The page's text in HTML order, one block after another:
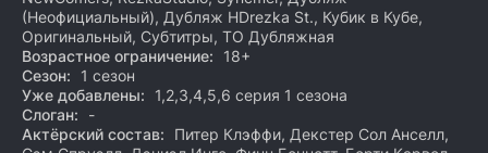
(Неофициальный), Дубляж HDrezka St., Кубик в Кубе,
Оригинальный, Субтитры, ТО Дубляжная
Возрастное ограничение:
18+
Сезон:
1 сезон
Уже добавлены:
1,2,3,4,5,6 серия 1 сезона
Слоган:
-
Актёрский состав:
Питер Клэффи, Декстер Сол Анселл,